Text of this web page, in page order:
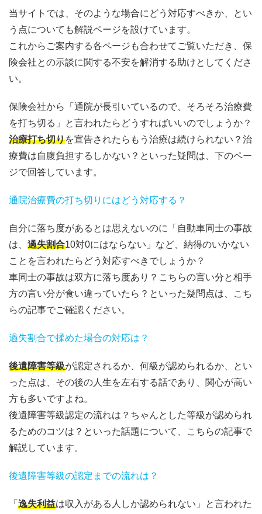
当サイトでは、そのような場合にどう対応すべきか、とい
う点についても解説ページを設けています。
これからご案内する各ページも合わせてご覧いただき、保
険会社との示談に関する不安を解消する助けとしてくださ
い。
保険会社から「通院が長引いているので、そろそろ治療費
を打ち切る」と言われたらどうすればいいのでしょうか？
治療打ち切りを宣告されたらもう治療は続けられない？治
療費は自腹負担するしかない？といった疑問は、下のペー
ジで回答しています。
通院治療費の打ち切りにはどう対応する？
自分に落ち度があるとは思えないのに「自動車同士の事故
は、 過失割合10対0にはならない」など、納得のいかない
ことを言われたらどう対応すべきでしょうか？
車同士の事故は双方に落ち度あり？こちらの言い分と相手
方の言い分が食い違っていたら？といった疑問点は、こち
らの記事でご確認ください。
過失割合で揉めた場合の対応は？
後遺障害等級が認定されるか、何級が認められるか、とい
った点は、その後の人生を左右する話であり、関心が高い
方も多いですよね。
後遺障害等級認定の流れは？ちゃんとした等級が認められ
るためのコツは？といった話題について、こちらの記事で
解説しています。
後遺障害等級の認定までの流れは？
「 逸失利益は収入がある人しか認められない」と言われた